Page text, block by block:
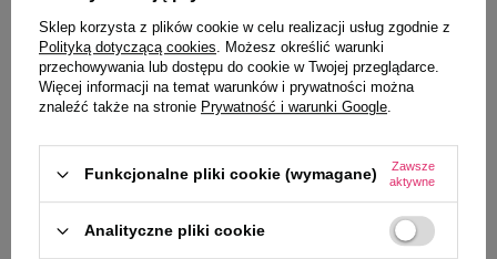
Do koszyka Do koszyka
Wybrane specjalnie dla
Ciebie i Twojego czworonoga
Sklep korzysta z plików cookie w celu realizacji usług zgodnie z
Polityką dotyczącą cookies. Możesz określić warunki
przechowywania lub dostępu do cookie w Twojej przeglądarce.
Więcej informacji na temat warunków i prywatności można
znaleźć także na stronie Prywatność i warunki Google.
Funkcjonalne pliki cookie (wymagane)
Zawsze
aktywne
Analityczne pliki cookie